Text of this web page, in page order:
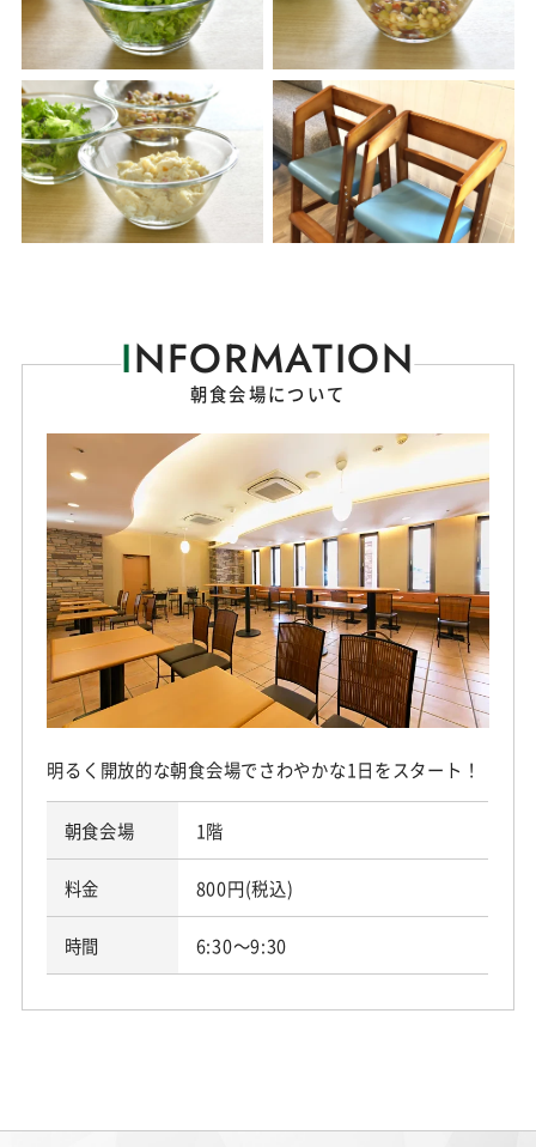
INFORMATION
朝食会場について
明るく開放的な朝食会場でさわやかな1日をスタート！
朝食会場 1階
料金 800円(税込)
時間 6:30～9:30